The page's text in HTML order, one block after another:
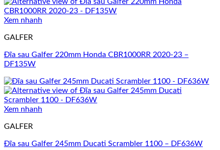
Xem nhanh
GALFER
Đĩa sau Galfer 220mm Honda CBR1000RR 2020-23 –
DF135W
Xem nhanh
GALFER
Đĩa sau Galfer 245mm Ducati Scrambler 1100 – DF636W